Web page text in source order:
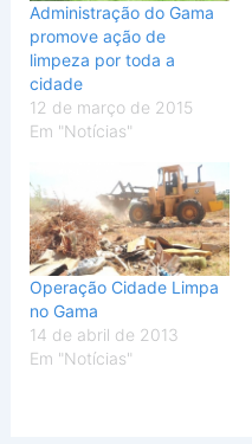
Administração do Gama
promove ação de
limpeza por toda a
cidade
12 de março de 2015
Em "Notícias"
Operação Cidade Limpa
no Gama
14 de abril de 2013
Em "Notícias"